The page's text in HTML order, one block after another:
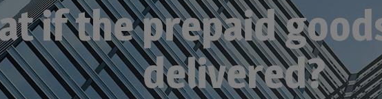
if the prepaid
delivered?